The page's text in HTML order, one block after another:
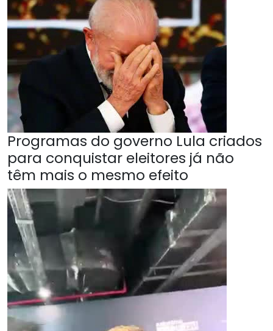
Programas do governo Lula criados
para conquistar eleitores já não
têm mais o mesmo efeito